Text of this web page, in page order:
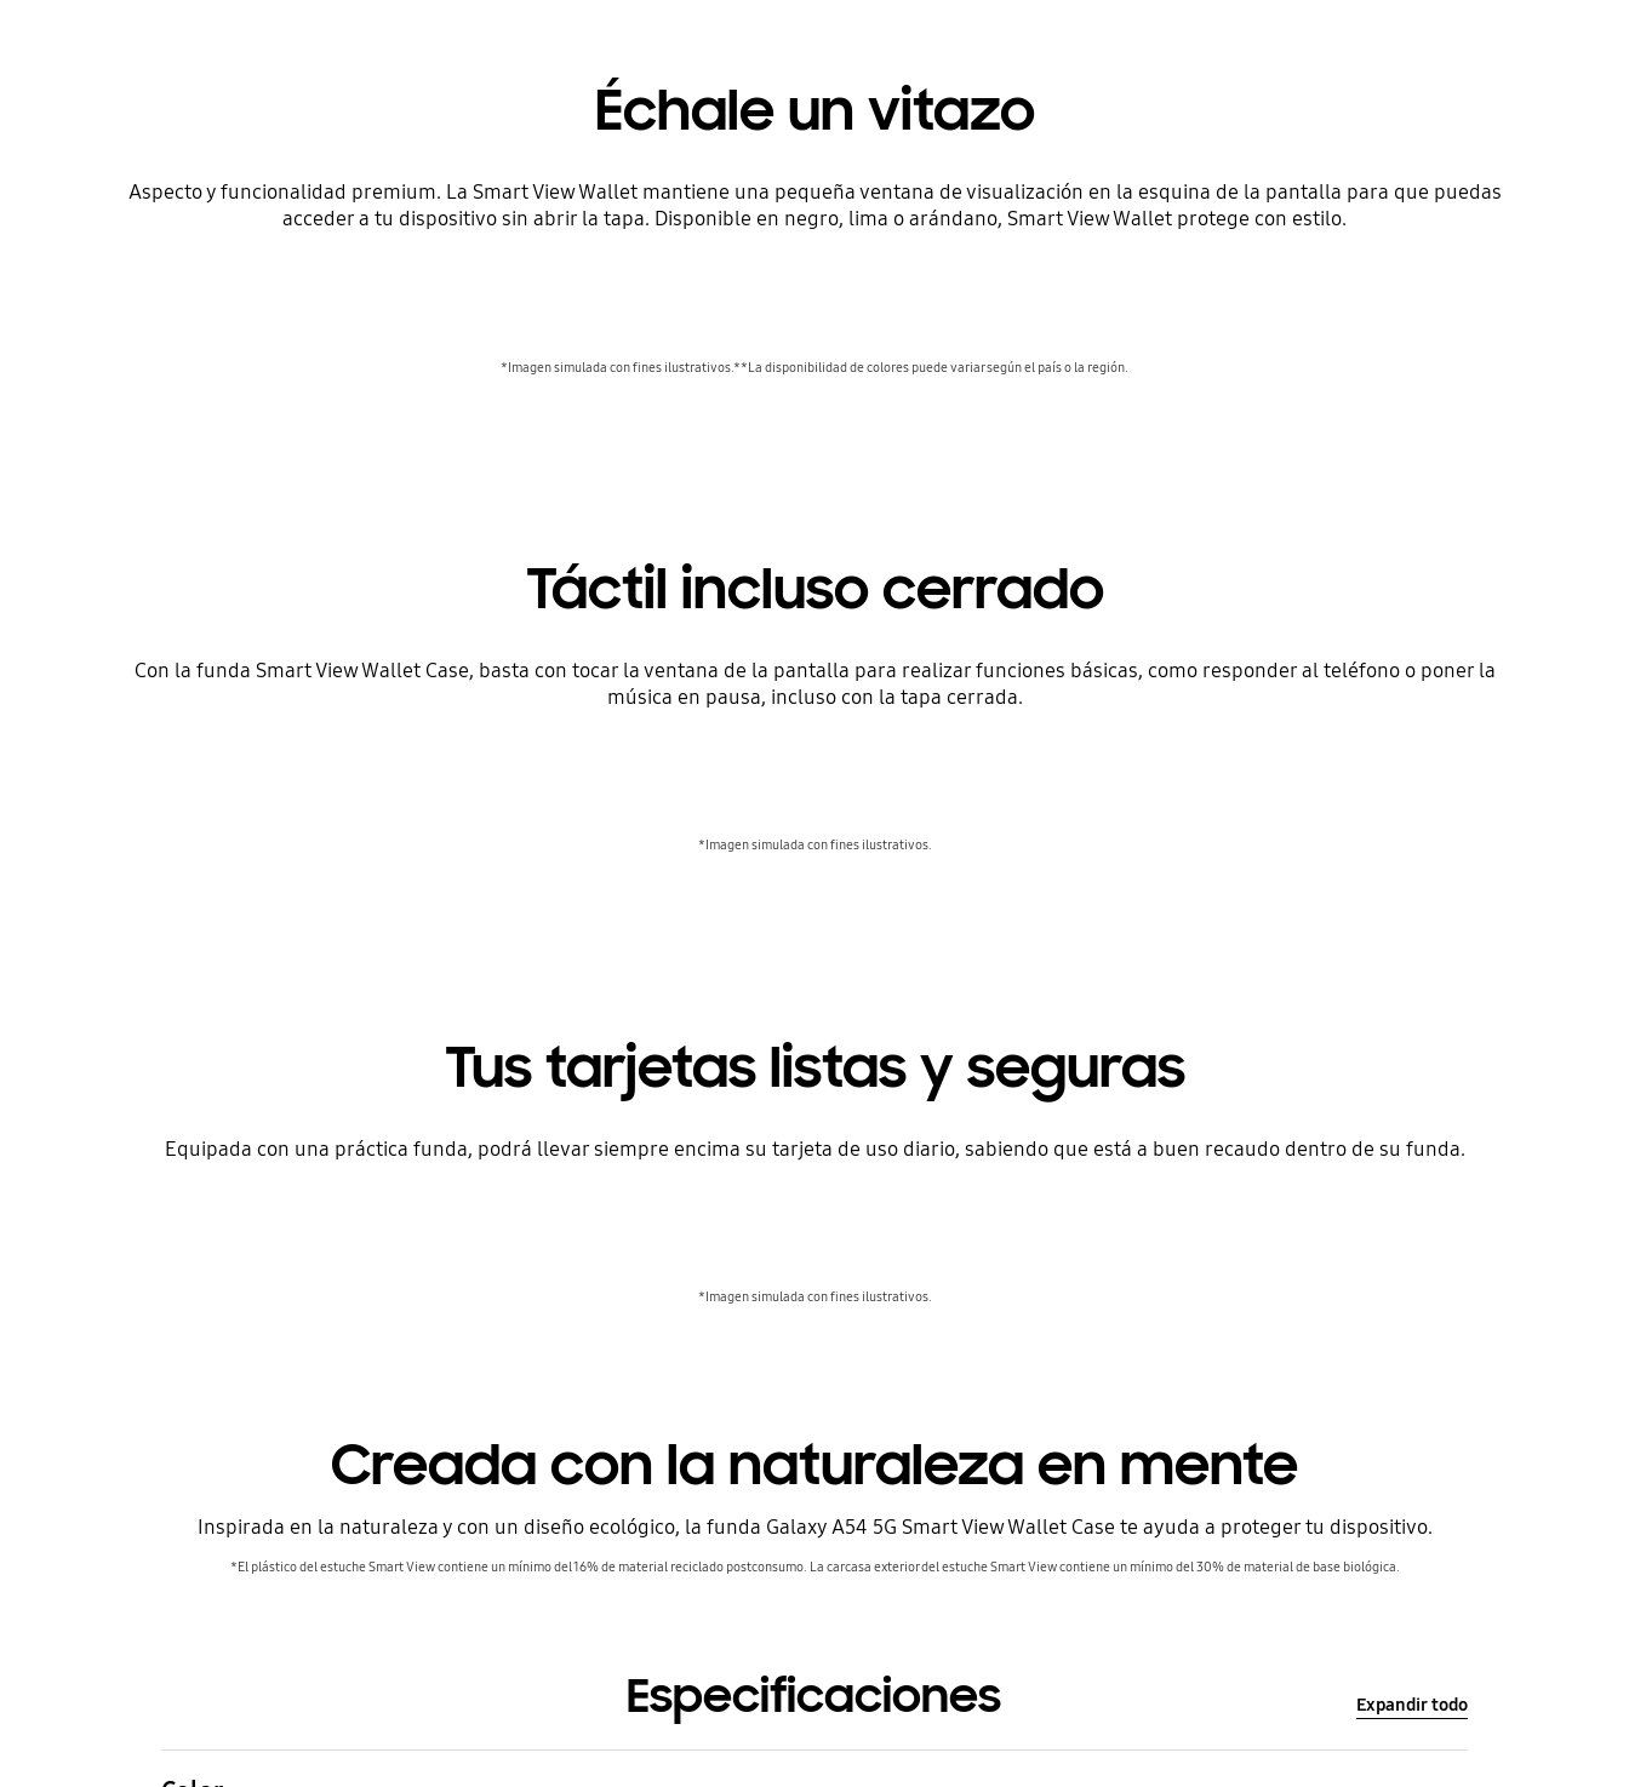
Échale un vitazo
Aspecto y funcionalidad premium. La Smart View Wallet mantiene una pequeña ventana de visualización en la esquina de la pantalla para que puedas
acceder a tu dispositivo sin abrir la tapa. Disponible en negro, lima o arándano, Smart View Wallet protege con estilo.
*Imagen simulada con fines ilustrativos.**La disponibilidad de colores puede variar según el país o la región.
Táctil incluso cerrado
Con la funda Smart View Wallet Case, basta con tocar la ventana de la pantalla para realizar funciones básicas, como responder al teléfono o poner la
música en pausa, incluso con la tapa cerrada.
*Imagen simulada con fines ilustrativos.
Tus tarjetas listas y seguras
Equipada con una práctica funda, podrá llevar siempre encima su tarjeta de uso diario, sabiendo que está a buen recaudo dentro de su funda.
*Imagen simulada con fines ilustrativos.
Creada con la naturaleza en mente
Inspirada en la naturaleza y con un diseño ecológico, la funda Galaxy A54 5G Smart View Wallet Case te ayuda a proteger tu dispositivo.
*El plástico del estuche Smart View contiene un mínimo del 16% de material reciclado postconsumo. La carcasa exterior del estuche Smart View contiene un mínimo del 30% de material de base biológica.
Especificaciones Expandir todo